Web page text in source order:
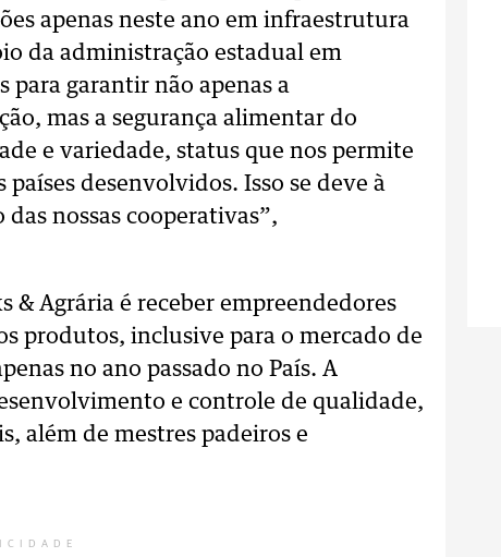
apenas neste ano em infraestrutura
da administração estadual em
para garantir não apenas a
mas a segurança alimentar do
e variedade, status que nos permite
desenvolvidos. Isso se deve à
nossas cooperativas”,
& Agrária é receber empreendedores
produtos, inclusive para o mercado de
no ano passado no País. A
e controle de qualidade,
além de mestres padeiros e